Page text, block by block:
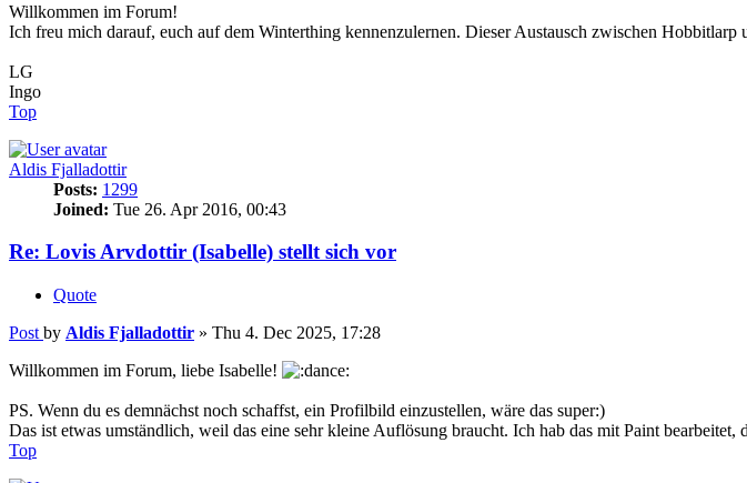
Willkommen im Forum!
Ich freu mich darauf, euch auf dem Winterthing kennenzulernen. Dieser Austausch zwischen
LG
Ingo
Top
Aldis Fjalladottir
Posts: 1299
Joined: Tue 26. Apr 2016, 00:43
Re: Lovis Arvdottir (Isabelle) stellt sich vor
Quote
Post by Aldis Fjalladottir » Thu 4. Dec 2025, 17:28
Willkommen im Forum, liebe Isabelle!
PS. Wenn du es demnächst noch schaffst, ein Profilbild einzustellen, wäre das super:)
Das ist etwas umständlich, weil das eine sehr kleine Auflösung braucht. Ich hab das mit Paint bearbeitet,
Top